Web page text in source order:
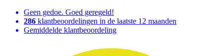
Geen gedoe. Goed geregeld!
286 klantbeoordelingen in de laatste 12 maanden
Gemiddelde klantbeoordeling